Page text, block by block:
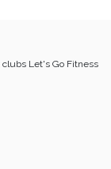
clubs Let's Go Fitness